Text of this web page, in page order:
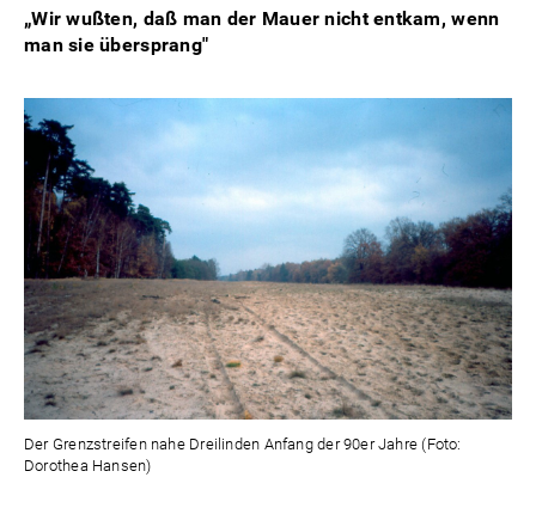
„Wir wußten, daß man der Mauer nicht entkam, wenn
man sie übersprang"
Der Grenzstreifen nahe Dreilinden Anfang der 90er Jahre (Foto:
Dorothea Hansen)